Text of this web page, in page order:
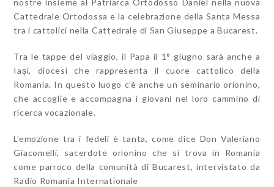
nostre insieme al Patriarca Ortodosso Daniel nella nuova
Cattedrale Ortodossa e la celebrazione della Santa Messa
tra i cattolici nella Cattedrale di San Giuseppe a Bucarest.
Tra le tappe del viaggio, il Papa il 1° giugno sarà anche a
Iași, diocesi che rappresenta il cuore cattolico della
Romania. In questo luogo c’è anche un seminario orionino,
che accoglie e accompagna i giovani nel loro cammino di
ricerca vocazionale.
L’emozione tra i fedeli è tanta, come dice Don Valeriano
Giacomelli, sacerdote orionino che si trova in Romania
come parroco della comunità di Bucarest, intervistato da
Radio Romania Internationale